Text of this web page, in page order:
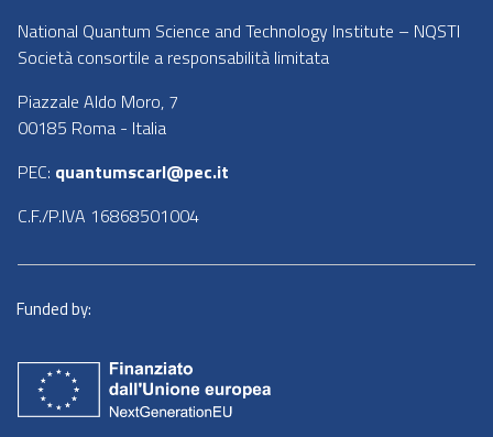
National Quantum Science and Technology Institute – NQSTI
Società consortile a responsabilità limitata
Piazzale Aldo Moro, 7
00185 Roma - Italia
PEC: quantumscarl@pec.it
C.F./P.IVA 16868501004
Funded by: